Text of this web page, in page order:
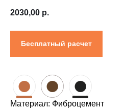
2030,00 р.
Бесплатный расчет
● ● ●
Материал: Фиброцемент